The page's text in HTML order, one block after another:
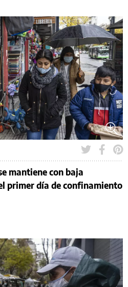
mantiene con baja
primer día de confinamiento